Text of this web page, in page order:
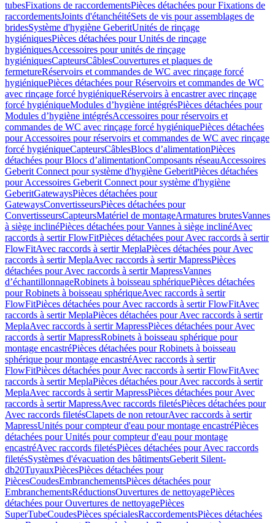
tubesFixations de raccordementsPièces détachées pour Fixations de
raccordementsJoints d'étanchéitéSets de vis pour assemblages de
bridesSystème d'hygiène GeberitUnités de rinçage
hygiéniquesPièces détachées pour Unités de rinçage
hygiéniquesAccessoires pour unités de rinçage
hygiéniquesCapteursCâblesCouvertures et plaques de
fermetureRéservoirs et commandes de WC avec rinçage forcé
hygiéniquePièces détachées pour Réservoirs et commandes de WC
avec rinçage forcé hygiéniqueRéservoirs à encastrer avec rinçage
forcé hygiéniqueModules d’hygiène intégrésPièces détachées pour
Modules d’hygiène intégrésAccessoires pour réservoirs et
commandes de WC avec rinçage forcé hygiéniquePièces détachées
pour Accessoires pour réservoirs et commandes de WC avec rinçage
forcé hygiéniqueCapteursCâblesBlocs d’alimentationPièces
détachées pour Blocs d’alimentationComposants réseauAccessoires
Geberit Connect pour système d'hygiène GeberitPièces détachées
pour Accessoires Geberit Connect pour système d'hygiène
GeberitGatewaysPièces détachées pour
GatewaysConvertisseursPièces détachées pour
ConvertisseursCapteursMatériel de montageArmatures brutesVannes
à siège inclinéPièces détachées pour Vannes à siège inclinéAvec
raccords à sertir FlowFitPièces détachées pour Avec raccords à sertir
FlowFitAvec raccords à sertir MeplaPièces détachées pour Avec
raccords à sertir MeplaAvec raccords à sertir MapressPièces
détachées pour Avec raccords à sertir MapressVannes
d’échantillonnageRobinets à boisseau sphériquePièces détachées
pour Robinets à boisseau sphériqueAvec raccords à sertir
FlowFitPièces détachées pour Avec raccords à sertir FlowFitAvec
raccords à sertir MeplaPièces détachées pour Avec raccords à sertir
MeplaAvec raccords à sertir MapressPièces détachées pour Avec
raccords à sertir MapressRobinets à boisseau sphérique pour
montage encastréPièces détachées pour Robinets à boisseau
sphérique pour montage encastréAvec raccords à sertir
FlowFitPièces détachées pour Avec raccords à sertir FlowFitAvec
raccords à sertir MeplaPièces détachées pour Avec raccords à sertir
MeplaAvec raccords à sertir MapressPièces détachées pour Avec
raccords à sertir MapressAvec raccords filetésPièces détachées pour
Avec raccords filetésClapets de non retourAvec raccords à sertir
MapressUnités pour compteur d'eau pour montage encastréPièces
détachées pour Unités pour compteur d'eau pour montage
encastréAvec raccords filetésPièces détachées pour Avec raccords
filetésSystèmes d'évacuation des bâtimentsGeberit Silent-
db20TuyauxPiècesPièces détachées pour
PiècesCoudesEmbranchementsPièces détachées pour
EmbranchementsRéductionsOuvertures de nettoyagePièces
détachées pour Ouvertures de nettoyagePièces
SuperTubeCoudesPièces spécialesRaccordementsPièces détachées